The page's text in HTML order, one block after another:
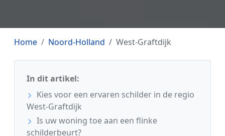
Home Noord-Holland West-Graftdijk
In dit artikel:
Kies voor een ervaren schilder in de regio
West-Graftdijk
Is uw woning toe aan een flinke
schilderbeurt?